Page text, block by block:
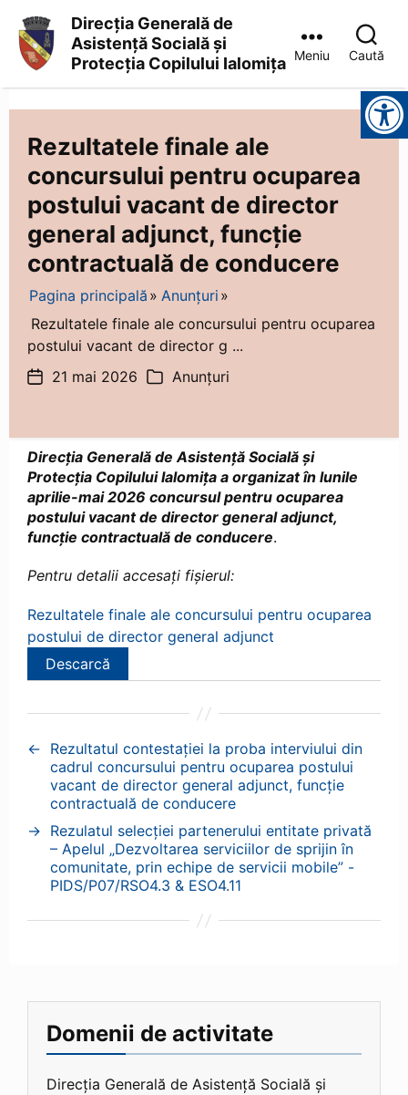
Asistență
Socială
și
Protecția
Copilului
Ialomița
Direcția Generală de
Asistență Socială și
Protecția Copilului Ialomița
Meniu Caută
Instrumente pentru accesibilitate
Rezultatele finale ale
concursului pentru ocuparea
postului vacant de director
general adjunct, funcție
contractuală de conducere
Pagina principală
Anunțuri
Rezultatele finale ale concursului pentru ocuparea
postului vacant de director g ...
Dată21 mai 2026 Categorii
Anunțuri
Direcția Generală de Asistență Socială și
Protecția Copilului Ialomița a organizat în lunile
aprilie-mai 2026 concursul pentru ocuparea
postului vacant de director general adjunct,
funcție contractuală de conducere.
Pentru detalii accesați fișierul:
Rezultatele finale ale concursului pentru ocuparea
postului de director general adjunct
Descarcă
← Rezultatul contestației la proba interviului din
cadrul concursului pentru ocuparea postului
vacant de director general adjunct, funcție
contractuală de conducere
→ Rezulatul selecției partenerului entitate privată
– Apelul „Dezvoltarea serviciilor de sprijin în
comunitate, prin echipe de servicii mobile” -
PIDS/P07/RSO4.3 & ESO4.11
Domenii de activitate
Direcția Generală de Asistență Socială și